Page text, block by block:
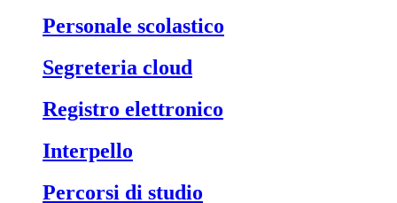
personale scolastico
segreteria cloud
registro elettronico
interpello
percorsi di studio